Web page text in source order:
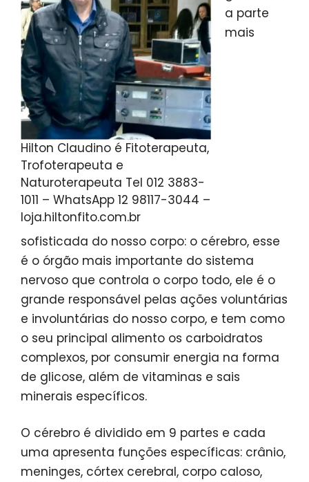
Hilton Claudino é Fitoterapeuta,
Trofoterapeuta e
Naturoterapeuta Tel 012 3883-
1011 – WhatsApp 12 98117-3044 –
loja.hiltonfito.com.br
a parte
mais
sofisticada do nosso corpo: o cérebro, esse
é o órgão mais importante do sistema
nervoso que controla o corpo todo, ele é o
grande responsável pelas ações voluntárias
e involuntárias do nosso corpo, e tem como
o seu principal alimento os carboidratos
complexos, por consumir energia na forma
de glicose, além de vitaminas e sais
minerais específicos.
O cérebro é dividido em 9 partes e cada
uma apresenta funções específicas: crânio,
meninges, córtex cerebral, corpo caloso,